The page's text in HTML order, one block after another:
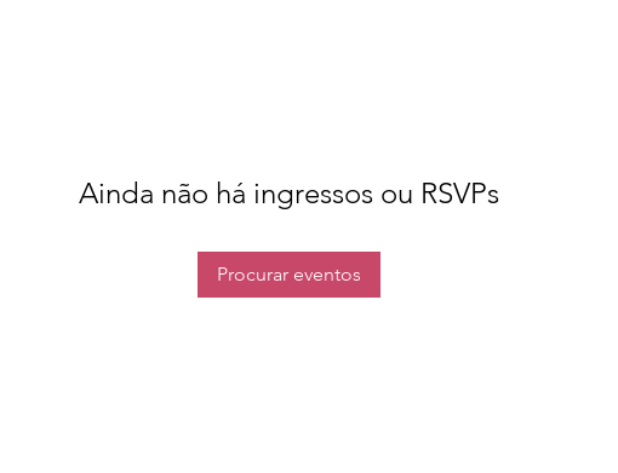
Ainda não há ingressos ou RSVPs
Procurar eventos